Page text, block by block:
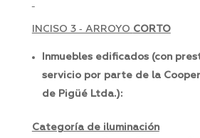
INCISO 3 ‑ ARROYO CORTO
Inmuebles edificados (con
servicio por parte de la
de Pigüé Ltda.):
Categoría de iluminación